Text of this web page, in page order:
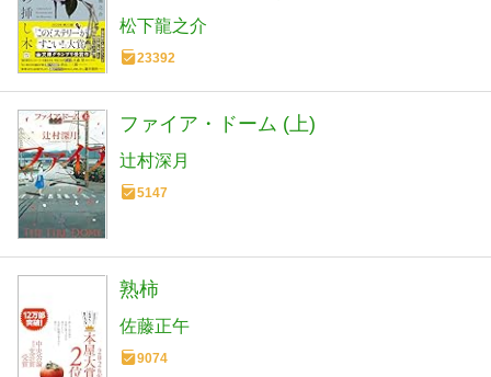
松下龍之介
23392
ファイア・ドーム (上)
辻村深月
5147
熟柿
佐藤正午
9074